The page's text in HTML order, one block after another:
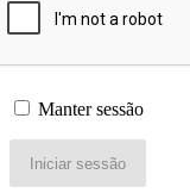
Manter sessão